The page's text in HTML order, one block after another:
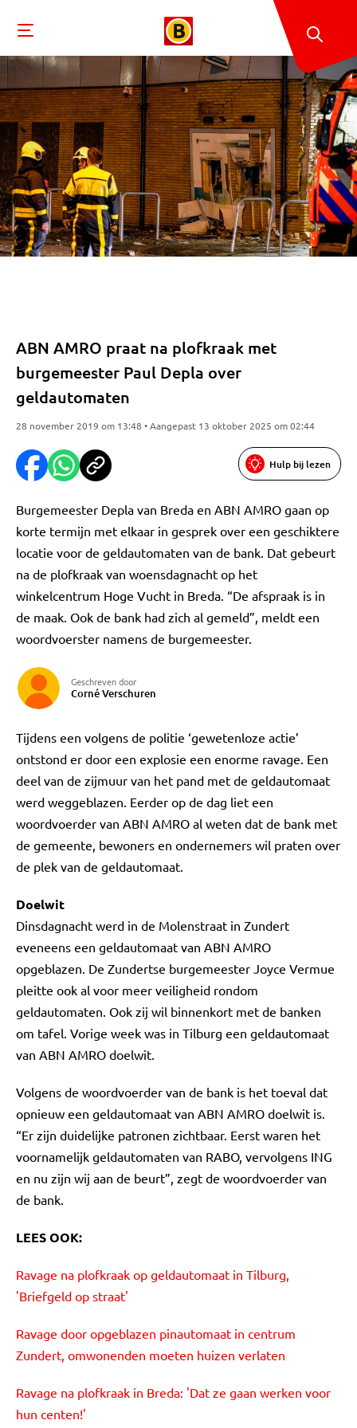
ABN AMRO praat na plofkraak met
burgemeester Paul Depla over
geldautomaten
28 november 2019 om 13:48 • Aangepast 13 oktober 2025 om 02:44
Hulp bij lezen
Burgemeester Depla van Breda en ABN AMRO gaan op
korte termijn met elkaar in gesprek over een geschiktere
locatie voor de geldautomaten van de bank. Dat gebeurt
na de plofkraak van woensdagnacht op het
winkelcentrum Hoge Vucht in Breda. “De afspraak is in
de maak. Ook de bank had zich al gemeld”, meldt een
woordvoerster namens de burgemeester.
Geschreven door
Corné Verschuren
Tijdens een volgens de politie ‘gewetenloze actie’
ontstond er door een explosie een enorme ravage. Een
deel van de zijmuur van het pand met de geldautomaat
werd weggeblazen. Eerder op de dag liet een
woordvoerder van ABN AMRO al weten dat de bank met
de gemeente, bewoners en ondernemers wil praten over
de plek van de geldautomaat.
Doelwit
Dinsdagnacht werd in de Molenstraat in Zundert
eveneens een geldautomaat van ABN AMRO
opgeblazen. De Zundertse burgemeester Joyce Vermue
pleitte ook al voor meer veiligheid rondom
geldautomaten. Ook zij wil binnenkort met de banken
om tafel. Vorige week was in Tilburg een geldautomaat
van ABN AMRO doelwit.
Volgens de woordvoerder van de bank is het toeval dat
opnieuw een geldautomaat van ABN AMRO doelwit is.
“Er zijn duidelijke patronen zichtbaar. Eerst waren het
voornamelijk geldautomaten van RABO, vervolgens ING
en nu zijn wij aan de beurt”, zegt de woordvoerder van
de bank.
LEES OOK:
Ravage na plofkraak op geldautomaat in Tilburg,
'Briefgeld op straat'
Ravage door opgeblazen pinautomaat in centrum
Zundert, omwonenden moeten huizen verlaten
Ravage na plofkraak in Breda: 'Dat ze gaan werken voor
hun centen!'